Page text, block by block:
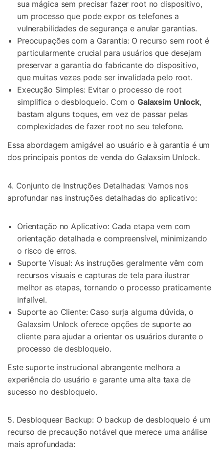
sua mágica sem precisar fazer root no dispositivo,
um processo que pode expor os telefones a
vulnerabilidades de segurança e anular garantias.
Preocupações com a Garantia: O recurso sem root é
particularmente crucial para usuários que desejam
preservar a garantia do fabricante do dispositivo,
que muitas vezes pode ser invalidada pelo root.
Execução Simples: Evitar o processo de root
simplifica o desbloqueio. Com o Galaxsim Unlock,
bastam alguns toques, em vez de passar pelas
complexidades de fazer root no seu telefone.
Essa abordagem amigável ao usuário e à garantia é um
dos principais pontos de venda do Galaxsim Unlock.
4. Conjunto de Instruções Detalhadas: Vamos nos
aprofundar nas instruções detalhadas do aplicativo:
Orientação no Aplicativo: Cada etapa vem com
orientação detalhada e compreensível, minimizando
o risco de erros.
Suporte Visual: As instruções geralmente vêm com
recursos visuais e capturas de tela para ilustrar
melhor as etapas, tornando o processo praticamente
infalível.
Suporte ao Cliente: Caso surja alguma dúvida, o
Galaxsim Unlock oferece opções de suporte ao
cliente para ajudar a orientar os usuários durante o
processo de desbloqueio.
Este suporte instrucional abrangente melhora a
experiência do usuário e garante uma alta taxa de
sucesso no desbloqueio.
5. Desbloquear Backup: O backup de desbloqueio é um
recurso de precaução notável que merece uma análise
mais aprofundada: